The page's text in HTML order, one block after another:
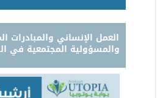
العمل الإنساني والمبادرات
والمسؤولية المجتمعية في